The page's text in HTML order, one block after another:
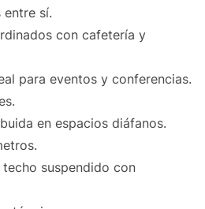
sí.
con cafetería y
para eventos y conferencias.
en espacios diáfanos.
suspendido con